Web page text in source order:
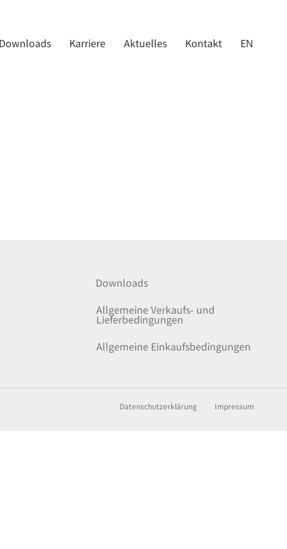
Downloads Karriere Aktuelles Kontakt EN
Downloads
Allgemeine Verkaufs- und
Lieferbedingungen
Allgemeine Einkaufsbedingungen
Datenschutzerklärung Impressum